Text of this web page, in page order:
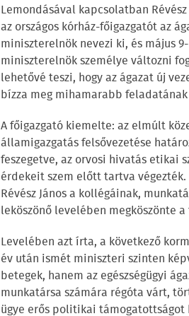
Lemondásával kapcsolatban
az országos kórház-főigazgatót az
miniszterelnök nevezi ki, és május
miniszterelnök személye változni
lehetővé teszi, hogy az ágazat új
bízza meg mihamarabb
A főigazgató kiemelte: az elmúlt
államigazgatás felsővezetése
feszegetve, az orvosi hivatás etikai
érdekeit szem előtt tartva végezték.
Révész János a kollégáinak,
leköszönő levelében megköszönte
Levelében azt írta, a következő
év után ismét miniszteri szinten
betegek, hanem az egészségügyi
munkatársa számára régóta várt,
ügye erős politikai támogatottságot